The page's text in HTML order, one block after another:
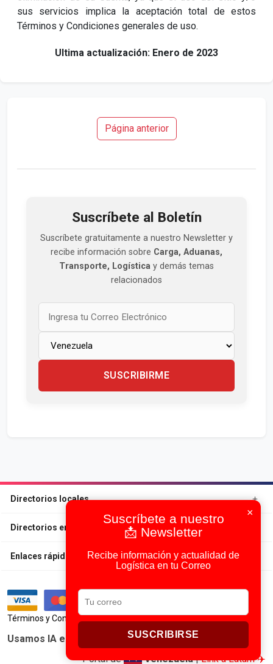
sus servicios implica la aceptación total de estos
Términos y Condiciones generales de uso.
Ultima actualización: Enero de 2023
Página anterior
Suscríbete al Boletín
Suscríbete gratuitamente a nuestro Newsletter y
recibe información sobre Carga, Aduanas,
Transporte, Logística y demás temas
relacionados
SUSCRIBIRME
×
Suscríbete a nuestro
📩 Newsletter
Recibe información y actualidad de
Logística en tu Correo
SUSCRIBIRSE
Directorios locales
Directorios en otros Países
Enlaces rápidos
Términos y Condiciones|Política de Privacidad
Usamos IA en todos nuestros procesos
Portal de
Venezuela|Link a Latam ✈️